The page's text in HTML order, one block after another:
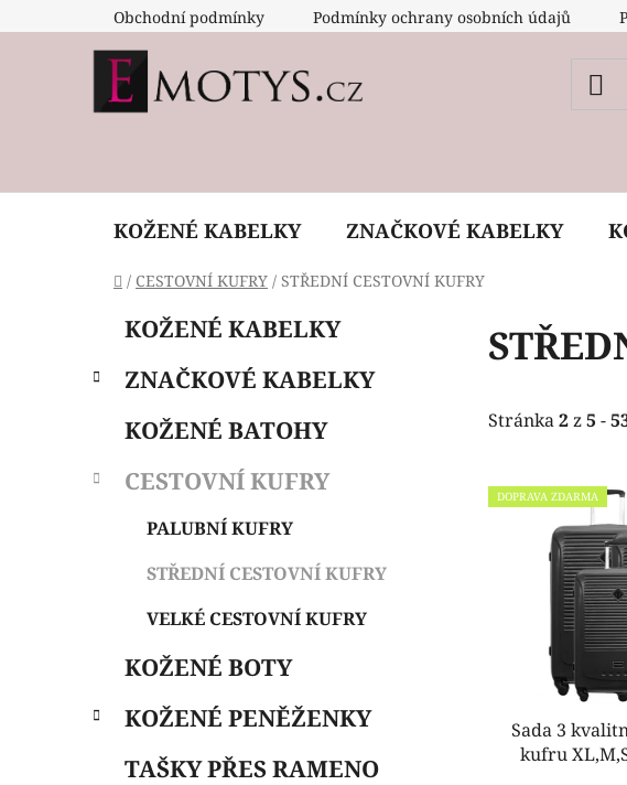
na
Obchodní podmínky Podmínky ochrany osobních údajů
KOŽENÉ KABELKY ZNAČKOVÉ KABELKY
Domů
/ CESTOVNÍ KUFRY / STŘEDNÍ CESTOVNÍ KUFRY
s
n
Přeskočit
kategorie
e
i
KOŽENÉ KABELKY
ZNAČKOVÉ KABELKY
KOŽENÉ BATOHY
CESTOVNÍ KUFRY
PALUBNÍ KUFRY
STŘEDNÍ CESTOVNÍ KUFRY
VELKÉ CESTOVNÍ KUFRY
KOŽENÉ BOTY
KOŽENÉ PENĚŽENKY
TAŠKY PŘES RAMENO
Stránka2z5 -
V
ý
DOPRAVA ZDARMA
Sada 3
kufru